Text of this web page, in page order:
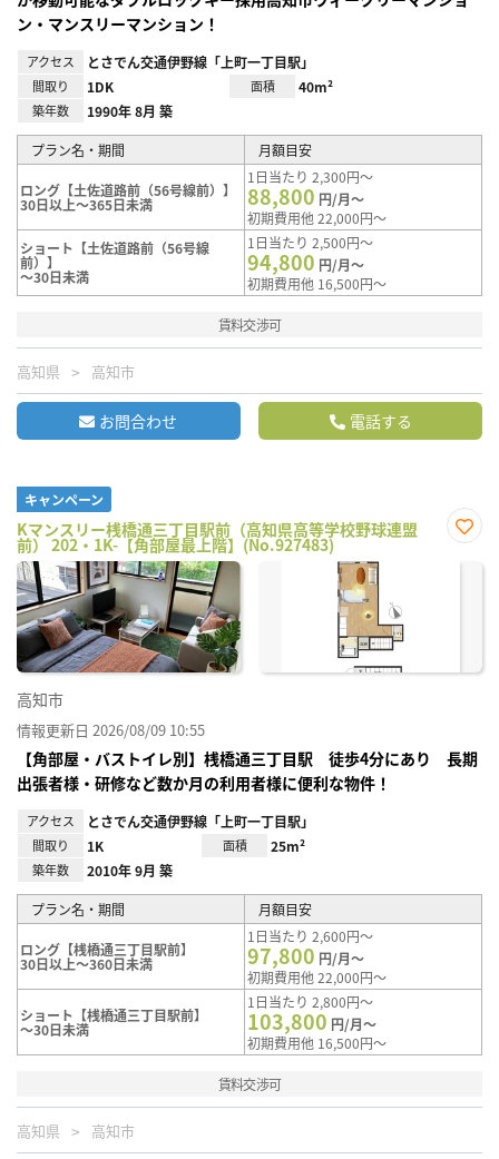
ン・マンスリーマンション！
アクセス とさでん交通伊野線「上町一丁目駅」
間取り 1DK 面積 40m²
築年数 1990年 8月 築
プラン名・期間 月額目安
ロング【土佐道路前（56号線前）】
30日以上～365日未満
1日当たり 2,300円～
88,800 円/月～
初期費用他 22,000円～
ショート【土佐道路前（56号線
前）】
～30日未満
1日当たり 2,500円～
94,800 円/月～
初期費用他 16,500円～
賃料交渉可
高知県 高知市
お問合わせ 電話する
キャンペーン
Kマンスリー桟橋通三丁目駅前（高知県高等学校野球連盟
前） 202・1K-【角部屋最上階】(No.927483)
に入
高知市
情報更新日 2026/08/09 10:55
【角部屋・バストイレ別】桟橋通三丁目駅 徒歩4分にあり 長期
出張者様・研修など数か月の利用者様に便利な物件！
アクセス とさでん交通伊野線「上町一丁目駅」
間取り 1K 面積 25m²
築年数 2010年 9月 築
プラン名・期間 月額目安
ロング【桟橋通三丁目駅前】
30日以上～360日未満
1日当たり 2,600円～
97,800 円/月～
初期費用他 22,000円～
ショート【桟橋通三丁目駅前】
～30日未満
1日当たり 2,800円～
103,800 円/月～
初期費用他 16,500円～
賃料交渉可
高知県 高知市